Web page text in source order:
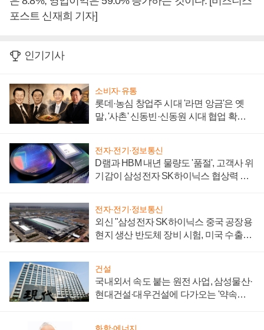
포스트 신재희 기자]
인기기사
소비자·유통
롯데·농심 창업주 시대 '라면 앙금'은 옛
말, '사촌' 신동빈·신동원 시대 협업 확대
전자·전기·정보통신
D램과 HBM 내년 물량도 '품절', 고객사 위
기감이 삼성전자 SK하이닉스 협상력 더
전자·전기·정보통신
외신 "삼성전자 SK하이닉스 중국 공장용
현지 생산 반도체 장비 시험, 미국 수출통
건설
국내외서 속도 붙는 원전 사업, 삼성물산·
현대건설·대우건설에 다가오는 '약속의
화학·에너지